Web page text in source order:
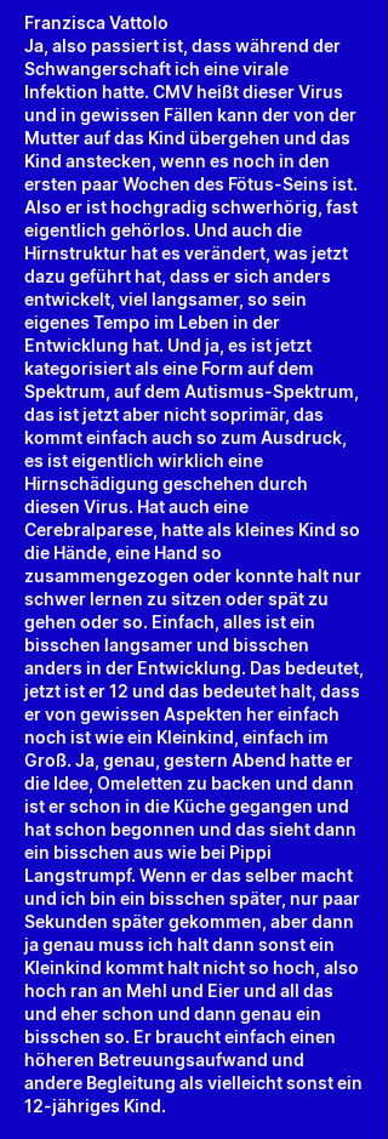
Franzisca Vattolo
Ja, also passiert ist, dass während der
Schwangerschaft ich eine virale
Infektion hatte. CMV heißt dieser Virus
und in gewissen Fällen kann der von der
Mutter auf das Kind übergehen und das
Kind anstecken, wenn es noch in den
ersten paar Wochen des Fötus-Seins ist.
Also er ist hochgradig schwerhörig, fast
eigentlich gehörlos. Und auch die
Hirnstruktur hat es verändert, was jetzt
dazu geführt hat, dass er sich anders
entwickelt, viel langsamer, so sein
eigenes Tempo im Leben in der
Entwicklung hat. Und ja, es ist jetzt
kategorisiert als eine Form auf dem
Spektrum, auf dem Autismus-Spektrum,
das ist jetzt aber nicht soprimär, das
kommt einfach auch so zum Ausdruck,
es ist eigentlich wirklich eine
Hirnschädigung geschehen durch
diesen Virus. Hat auch eine
Cerebralparese, hatte als kleines Kind so
die Hände, eine Hand so
zusammengezogen oder konnte halt nur
schwer lernen zu sitzen oder spät zu
gehen oder so. Einfach, alles ist ein
bisschen langsamer und bisschen
anders in der Entwicklung. Das bedeutet,
jetzt ist er 12 und das bedeutet halt, dass
er von gewissen Aspekten her einfach
noch ist wie ein Kleinkind, einfach im
Groß. Ja, genau, gestern Abend hatte er
die Idee, Omeletten zu backen und dann
ist er schon in die Küche gegangen und
hat schon begonnen und das sieht dann
ein bisschen aus wie bei Pippi
Langstrumpf. Wenn er das selber macht
und ich bin ein bisschen später, nur paar
Sekunden später gekommen, aber dann
ja genau muss ich halt dann sonst ein
Kleinkind kommt halt nicht so hoch, also
hoch ran an Mehl und Eier und all das
und eher schon und dann genau ein
bisschen so. Er braucht einfach einen
höheren Betreuungsaufwand und
andere Begleitung als vielleicht sonst ein
12-jähriges Kind.